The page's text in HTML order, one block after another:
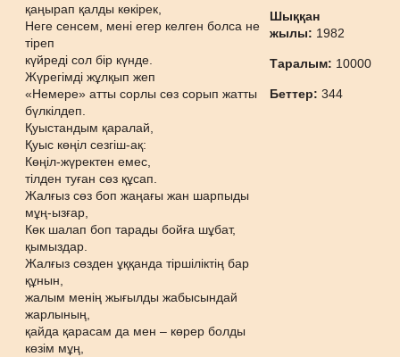
қаңырап қалды көкірек,
Неге сенсем, мені егер келген болса не
тіреп
күйреді сол бір күнде.
Жүрегімді жұлқып жеп
«Немере» атты сорлы сөз сорып жатты
бүлкілдеп.
Қуыстандым қаралай,
Қуыс көңіл сезгіш-ақ:
Көңіл-жүректен емес,
тілден туған сөз құсап.
Жалғыз сөз боп жаңағы жан шарпыды
мұң-ызғар,
Көк шалап боп тарады бойға шұбат,
қымыздар.
Жалғыз сөзден ұққанда тіршіліктің бар
құнын,
жалым менің жығылды жабысындай
жарлының,
қайда қарасам да мен – көрер болды
көзім мұң,
Шыққан
жылы: 1982
Таралым: 10000
Беттер:344